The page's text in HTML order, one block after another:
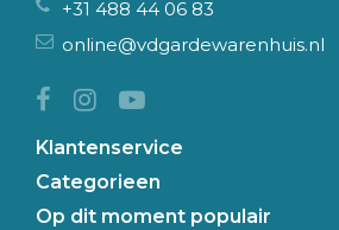
+31 488 44 06 83
online@vdgardewarenhuis.nl
Klantenservice
Categorieen
Op dit moment populair